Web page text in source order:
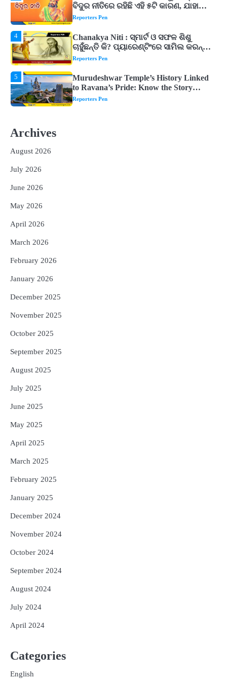
ଚାହୁଁଛନ୍ତି କି? ପ୍ୟାରେଣ୍ଟିଂରେ ସାମିଲ କରନ୍ତୁ
ଚାଣକ୍ୟଙ୍କ ଏହି ୬ଟି କଥା
Reporters Pen
5
Murudeshwar Temple’s History Linked
to Ravana’s Pride: Know the Story
Behind the 123-Foot Shiva Statue by the
Sea
Reporters Pen
1
ମହାନଦୀରେ ବଢୁଛି ପାଣି, ହୀରାକୁଦରେ ୧୨ ଗେଟ୍
ଖୋଲିଲା
Reporters Pen
5
Archives
August 2026
July 2026
June 2026
May 2026
April 2026
March 2026
February 2026
January 2026
December 2025
November 2025
October 2025
September 2025
August 2025
July 2025
June 2025
May 2025
April 2025
March 2025
February 2025
January 2025
December 2024
November 2024
October 2024
September 2024
August 2024
July 2024
April 2024
Categories
English